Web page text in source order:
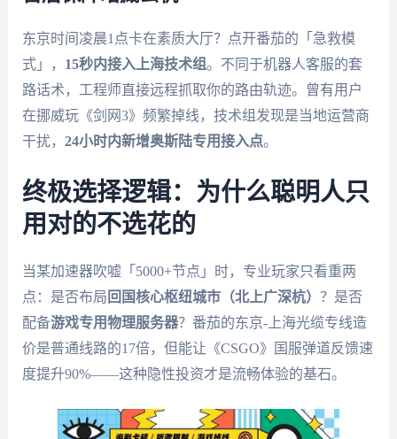
东京时间凌晨1点卡在素质大厅？点开番茄的「急救模
式」， 15秒内接入上海技术组。不同于机器人客服的套
路话术，工程师直接远程抓取你的路由轨迹。曾有用户
在挪威玩《剑网3》频繁掉线，技术组发现是当地运营商
干扰， 24小时内新增奥斯陆专用接入点。
终极选择逻辑：为什么聪明人只
用对的不选花的
当某加速器吹嘘「5000+节点」时，专业玩家只看重两
点：是否布局 回国核心枢纽城市（北上广深杭） ？是否
配备游戏专用物理服务器？番茄的东京-上海光缆专线造
价是普通线路的17倍，但能让《CSGO》国服弹道反馈速
度提升90%——这种隐性投资才是流畅体验的基石。